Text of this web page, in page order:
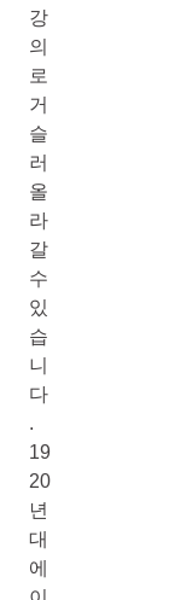
강
의
로
거
슬
러
올
라
갈
수
있
습
니
다
.
19
20
년
대
에